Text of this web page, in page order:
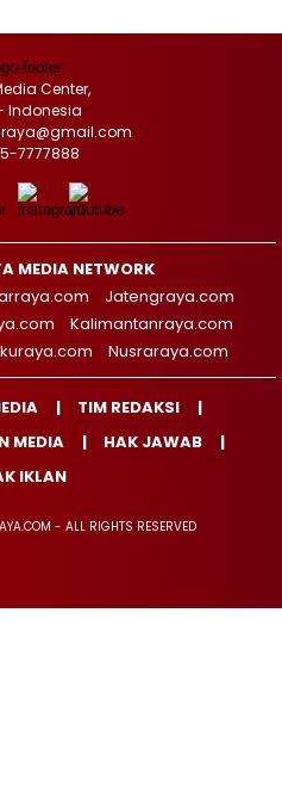
Center,
Indonesia
7777888
MEDIA NETWORK
Jatengraya.com
Kalimantanraya.com
Nusraraya.com
TIM REDAKSI
MEDIA
HAK JAWAB
IKLAN
- ALL RIGHTS RESERVED